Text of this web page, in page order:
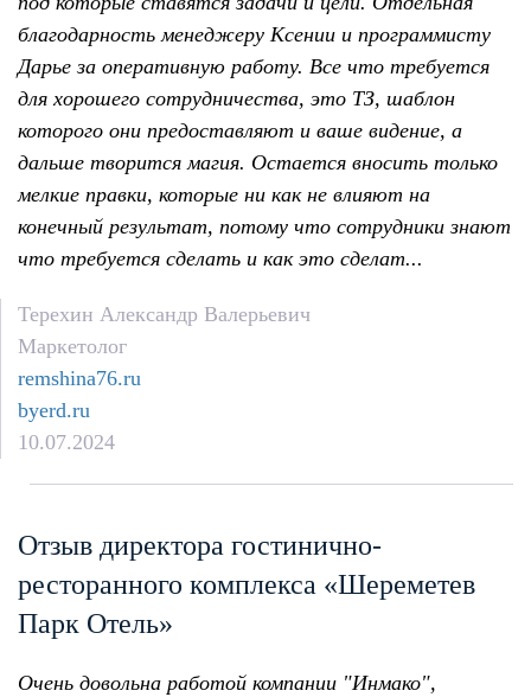
благодарность менеджеру Ксении и программисту
Дарье за оперативную работу. Все что требуется
для хорошего сотрудничества, это ТЗ, шаблон
которого они предоставляют и ваше видение, а
дальше творится магия. Остается вносить только
мелкие правки, которые ни как не влияют на
конечный результат, потому что сотрудники знают
что требуется сделать и как это сделат...
Терехин Александр Валерьевич
Маркетолог
remshina76.ru
byerd.ru
10.07.2024
Отзыв директора гостинично-
ресторанного комплекса «Шереметев
Парк Отель»
Очень довольна работой компании "Инмако",